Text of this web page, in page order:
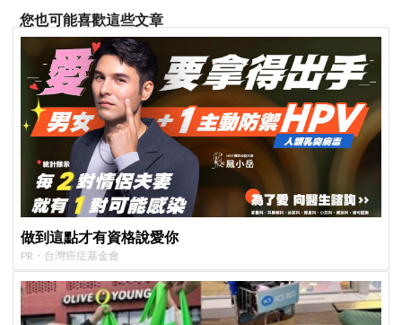
您也可能喜歡這些文章
做到這點才有資格說愛你
PR・台灣癌症基金會